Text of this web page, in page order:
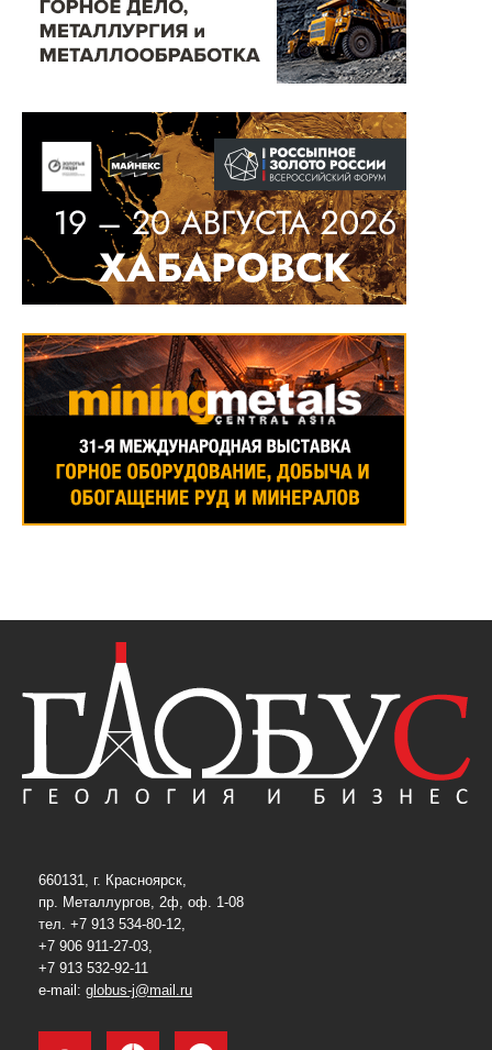
660131, г. Красноярск,
пр. Металлургов, 2ф, оф. 1-08
тел. +7 913 534-80-12,
+7 906 911-27-03,
+7 913 532-92-11
e-mail: globus-j@mail.ru